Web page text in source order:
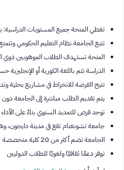
تغطي المنحة جميع المستويات الدراسية:
تتبع الجامعة نظام التعليم الحكومي
المنحة تستهدف الطلاب الموهوبين ذوي
الدراسة تتم باللغة الكورية أو الإنجليزية
تتيح الفرصة للانخراط في مشاريع بحثية
يتم تقديم الطلب مباشرة إلى الجامعة
توجد فرص للتمديد السنوي بناءً على الأداء
جامعة تشونغنام تقع في مدينة دايجون،
الجامعة تضم أكثر من 20 كلية متخصصة
توفر دعمًا ثقافيًا ولغويًا للطلاب الدوليين